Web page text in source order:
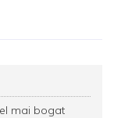
mai bogat